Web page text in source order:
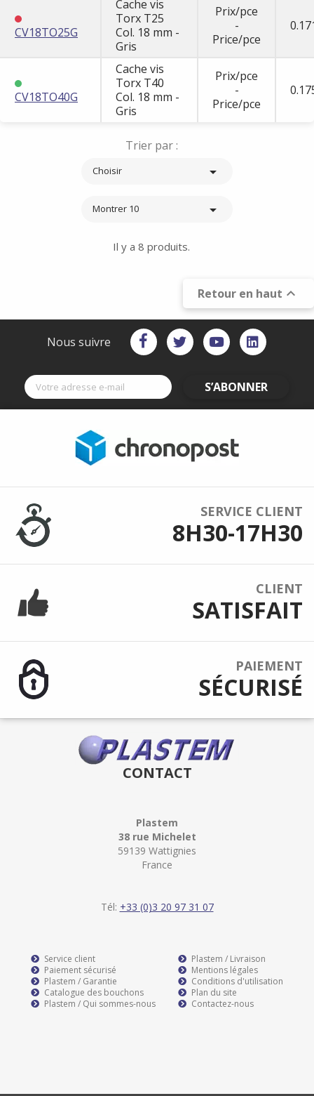
CV18TO25G
Cache vis
Torx T25
Col. 18 mm -
Gris
Prix/pce
-
Price/pce
CV18TO40G
Cache vis
Torx T40
Col. 18 mm -
Gris
Prix/pce
-
Price/pce
Trier par :
Choisir 
Montrer 10 
Il y a 8 produits.
Retour en haut 
Nous suivre
S’ABONNER
SERVICE CLIENT
8H30-17H30
CLIENT
SATISFAIT
PAIEMENT
SÉCURISÉ
CONTACT
Plastem
38 rue Michelet
59139 Wattignies
France
Tél: +33 (0)3 20 97 31 07
Service client
Paiement sécurisé
Plastem / Garantie
Catalogue des bouchons
Plastem / Qui sommes-nous
Plastem / Livraison
Mentions légales
Conditions d'utilisation
Plan du site
Contactez-nous